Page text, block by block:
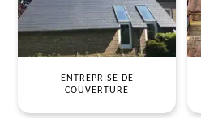
ENTREPRISE DE
COUVERTURE